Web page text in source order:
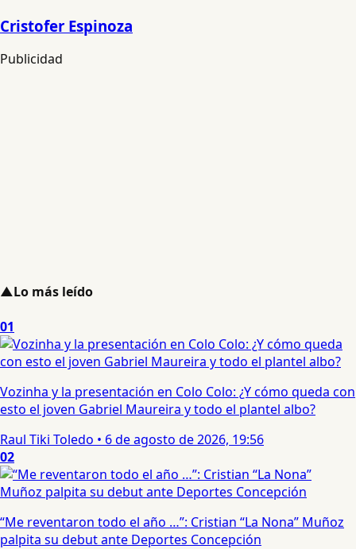
Cristofer Espinoza
Publicidad
▲Lo más leído
01
Vozinha y la presentación en Colo Colo: ¿Y cómo queda con
esto el joven Gabriel Maureira y todo el plantel albo?
Raul Tiki Toledo • 6 de agosto de 2026, 19:56
02
“Me reventaron todo el año …”: Cristian “La Nona” Muñoz
palpita su debut ante Deportes Concepción